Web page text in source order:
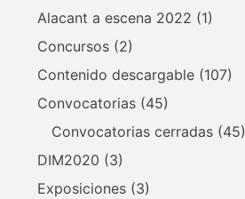
Alacant a escena 2022 (1)
Concursos (2)
Contenido descargable (107)
Convocatorias (45)
Convocatorias cerradas (45)
DIM2020 (3)
Exposiciones (3)